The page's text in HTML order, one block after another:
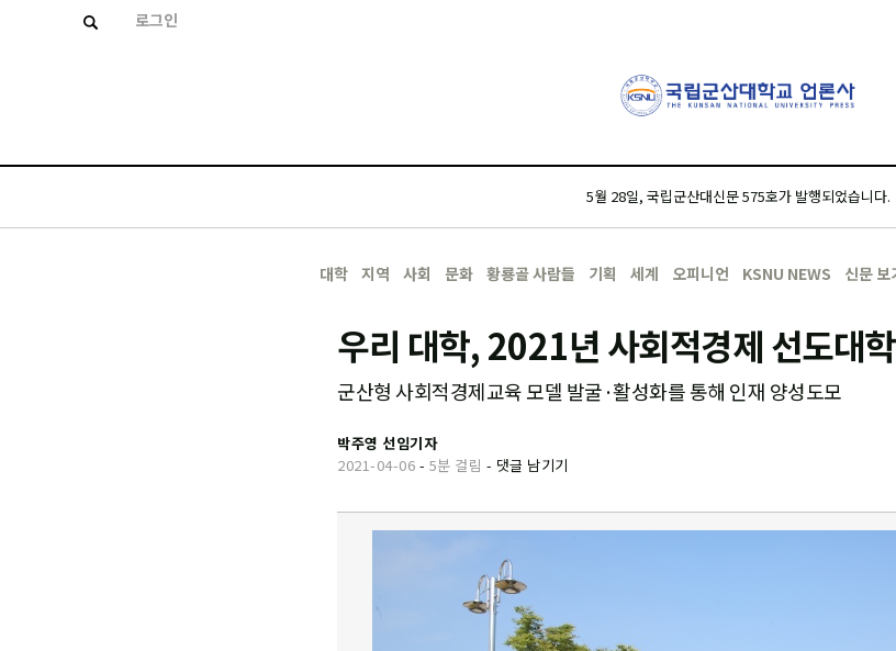
로그인
5월 28일, 국립군산대신문 575호가 발행되었습니다.
대학 지역 사회 문화 황룡골 사람들 기획 세계 오피니언 KSNU NEWS 신문 보
우리 대학, 2021년 사회적경제 선도대
군산형 사회적경제교육 모델 발굴·활성화를 통해 인재 양성도모
박주영 선임기자
2021-04-06 - 5분 걸림 - 댓글 남기기